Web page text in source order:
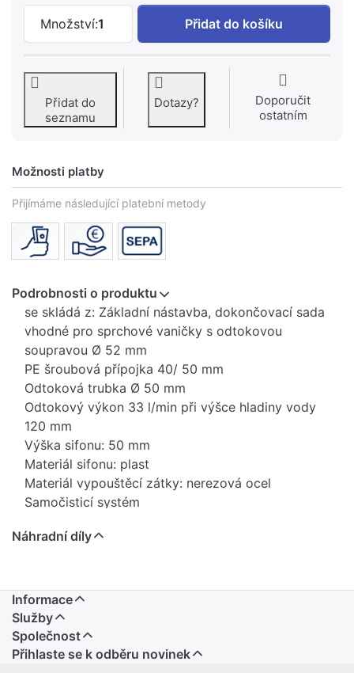
Množství:1
HANSGROHE Staro kompletní sada
Přidat do košíku
Přidat do
seznamu
Dotazy?
Doporučit
ostatním
Možnosti platby
Přijímáme následující platební metody
Podrobnosti o produktu
se skládá z: Základní nástavba, dokončovací sada
vhodné pro sprchové vaničky s odtokovou
soupravou Ø 52 mm
PE šroubová přípojka 40/ 50 mm
Odtoková trubka Ø 50 mm
Odtokový výkon 33 l/min při výšce hladiny vody
120 mm
Výška sifonu: 50 mm
Materiál sifonu: plast
Materiál vypouštěcí zátky: nerezová ocel
Samočisticí systém
Náhradní díly
Informace
Služby
Společnost
Přihlaste se k odběru novinek